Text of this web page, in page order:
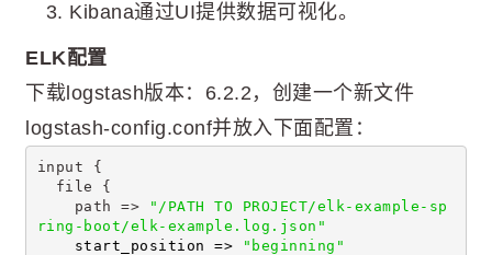
Kibana通过UI提供数据可视化。
ELK配置
下载logstash版本：6.2.2，创建一个新文件
logstash-config.conf并放入下面配置：
input {
file {
path =>
"/PATH TO PROJECT/elk-example-sp
ring-boot/elk-example.log.json"
start_position =>
"beginning"